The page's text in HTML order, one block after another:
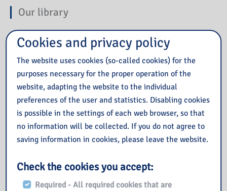
Our library
Cookies and privacy policy
The website uses cookies (so-called cookies) for the
purposes necessary for the proper operation of the
website, adapting the website to the individual
preferences of the user and statistics. Disabling cookies
is possible in the settings of each web browser, so that
no information will be collected. If you do not agree to
saving information in cookies, please leave the website.
Check the cookies you accept:
Required - All required cookies that are